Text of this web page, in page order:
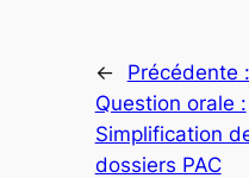
←
Précédente :
Question orale :
Simplification
dossiers PAC